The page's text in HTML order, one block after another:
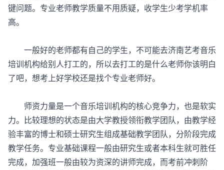
键问题。专业老师教学质量不用质疑，收学生少考学机率
高。
一般好的老师都有自己的学生，不可能去济南艺考音乐
培训机构给别人打工的，所以去打工的是什么老师你该明白
了吧，想考上好学校还是找个专业老师好。
师资力量是一个音乐培训机构的核心竞争力，也是软实
力。比较理想的状态是由大学教授领衔教学团队，由教学经
验丰富的博士和硕士研究生组成基础教学团队，分阶段完成
教学任务。专业基础课程一般由研究生或者本科生就可胜任
完成，加强班一般由较为资深的讲师完成，而考前冲刺阶